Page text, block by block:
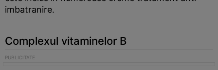
imbatranire.
Complexul vitaminelor B